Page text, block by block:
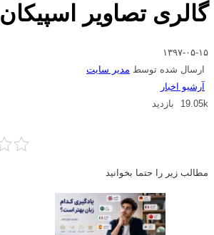
گالری تصاویر اسپیکان
۱۳۹۷-۰۵-۱۵
ارسال شده توسط مدیر سایت
آرشیو اخبار
19.05k بازدید
مطالب زیر را حتما بخوانید